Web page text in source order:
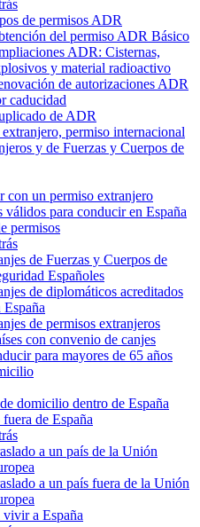
de permisos ADR
del permiso ADR Básico
ADR: Cisternas,
y material radioactivo
de autorizaciones ADR
caducidad
de ADR
permiso internacional
y de Fuerzas y Cuerpos de
con un permiso extranjero
válidos para conducir en España
permisos
de Fuerzas y Cuerpos de
Españoles
de diplomáticos acreditados
España
de permisos extranjeros
con convenio de canjes
para mayores de 65 años
domicilio dentro de España
de España
a un país de la Unión
a un país fuera de la Unión
vivir a España